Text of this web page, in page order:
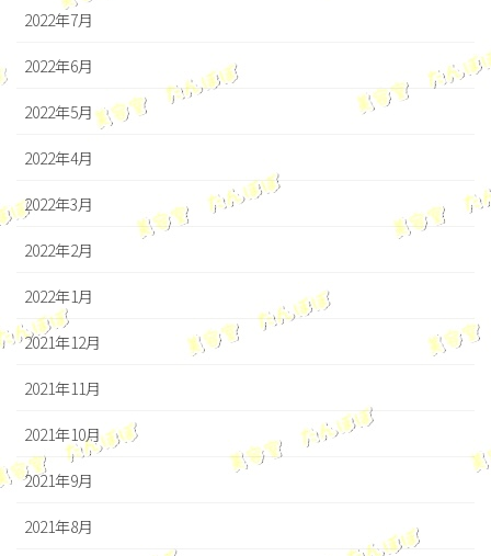
2022年7月
2022年6月
2022年5月
2022年4月
2022年3月
2022年2月
2022年1月
2021年12月
2021年11月
2021年10月
2021年9月
2021年8月